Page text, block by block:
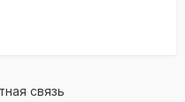
связь